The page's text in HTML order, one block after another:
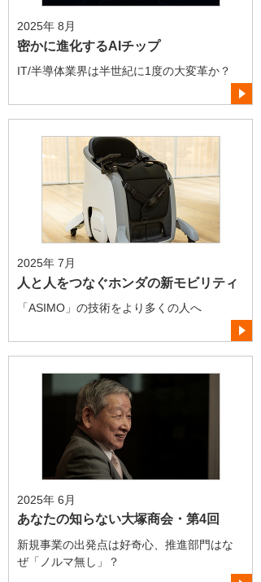
2025年 8月
密かに進化するAIチップ
IT/半導体業界は半世紀に1度の大変革か？
2025年 7月
人と人をつなぐホンダの新モビリティ
「ASIMO」の技術をより多くの人へ
2025年 6月
あなたの知らない大塚商会・第4回
新規事業の出発点は好奇心、推進部門はな
ぜ「ノルマ無し」？